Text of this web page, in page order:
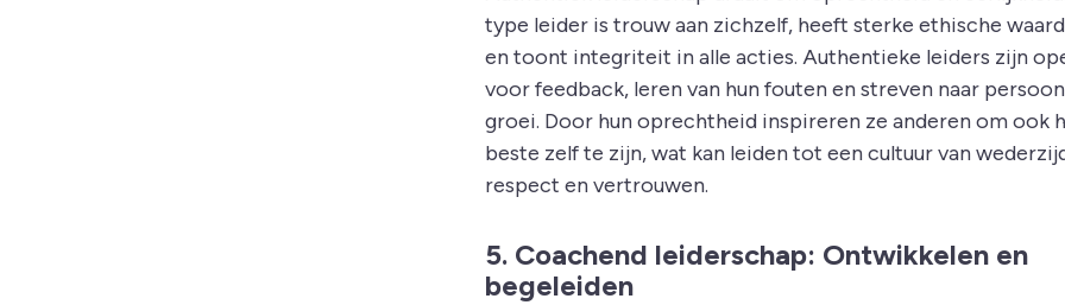
type leider is trouw aan zichzelf, heeft sterke ethische
en toont integriteit in alle acties. Authentieke leiders zijn
voor feedback, leren van hun fouten en streven naar
groei. Door hun oprechtheid inspireren ze anderen om ook
beste zelf te zijn, wat kan leiden tot een cultuur van
respect en vertrouwen.
5. Coachend leiderschap: Ontwikkelen en
begeleiden